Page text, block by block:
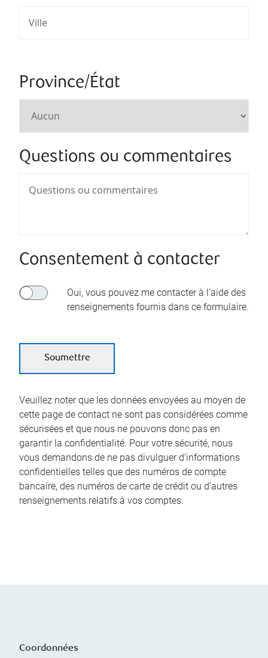
Province/État
Questions ou commentaires
Consentement à contacter
Oui, vous pouvez me contacter à l’aide des
renseignements fournis dans ce formulaire.
Veuillez noter que les données envoyées au moyen de
cette page de contact ne sont pas considérées comme
sécurisées et que nous ne pouvons donc pas en
garantir la confidentialité. Pour votre sécurité, nous
vous demandons de ne pas divulguer d’informations
confidentielles telles que des numéros de compte
bancaire, des numéros de carte de crédit ou d’autres
renseignements relatifs à vos comptes.
Coordonnées